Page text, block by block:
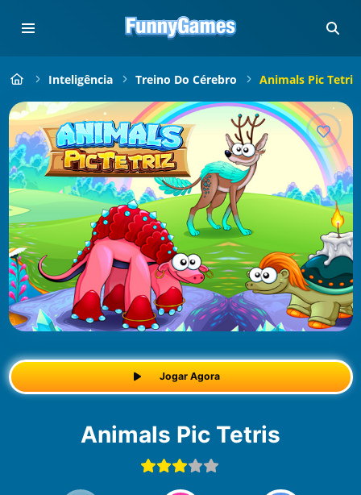
Inteligência Treino Do Cérebro Animals Pic Tetris
Jogar Agora
Animals Pic Tetris